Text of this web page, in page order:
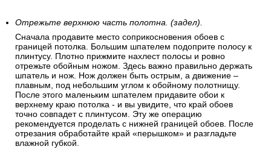
Отрежьте верхнюю часть полотна. (задел).
Сначала продавите место соприкосновения обоев с
границей потолка. Большим шпателем подоприте полосу к
плинтусу. Плотно прижмите нахлест полосы и ровно
отрежьте обойным ножом. Здесь важно правильно держать
шпатель и нож. Нож должен быть острым, а движение –
плавным, под небольшим углом к обойному полотнищу.
После этого маленьким шпателем придавите обои к
верхнему краю потолка - и вы увидите, что край обоев
точно совпадет с плинтусом. Эту же операцию
рекомендуется проделать с нижней границей обоев. После
отрезания обработайте край «перышком» и разгладьте
влажной губкой.